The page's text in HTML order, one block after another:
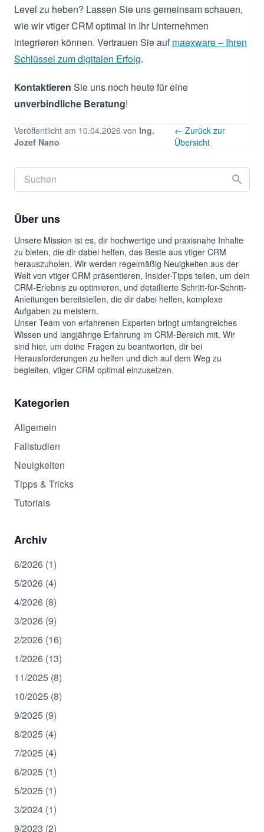
Level zu heben? Lassen Sie uns gemeinsam schauen,
wie wir vtiger CRM optimal in Ihr Unternehmen
integrieren können. Vertrauen Sie aufmaexware – Ihren
Schlüssel zum digitalen Erfolg.
Kontaktieren Sie uns noch heute für eine
unverbindliche Beratung!
Veröffentlicht am 10.04.2026 von Ing.
Jozef Nano
← Zurück zur
Übersicht
Über uns
Unsere Mission ist es, dir hochwertige und praxisnahe Inhalte
zu bieten, die dir dabei helfen, das Beste aus vtiger CRM
herauszuholen. Wir werden regelmäßig Neuigkeiten aus der
Welt von vtiger CRM präsentieren, Insider-Tipps teilen, um dein
CRM-Erlebnis zu optimieren, und detaillierte Schritt-für-Schritt-
Anleitungen bereitstellen, die dir dabei helfen, komplexe
Aufgaben zu meistern.
Unser Team von erfahrenen Experten bringt umfangreiches
Wissen und langjährige Erfahrung im CRM-Bereich mit. Wir
sind hier, um deine Fragen zu beantworten, dir bei
Herausforderungen zu helfen und dich auf dem Weg zu
begleiten, vtiger CRM optimal einzusetzen.
Kategorien
Allgemein
Fallstudien
Neuigkeiten
Tipps & Tricks
Tutorials
Archiv
6/2026 (1)
5/2026 (4)
4/2026 (8)
3/2026 (9)
2/2026 (16)
1/2026 (13)
11/2025 (8)
10/2025 (8)
9/2025 (9)
8/2025 (4)
7/2025 (4)
6/2025 (1)
5/2025 (1)
3/2024 (1)
9/2023 (2)